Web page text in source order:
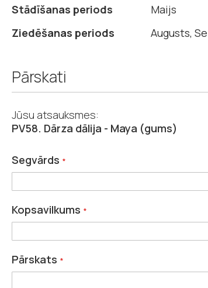
Stādīšanas periods
Maijs
Ziedēšanas periods
Augusts,
Pārskati
Jūsu atsauksmes:
PV58. Dārza dālija - Maya (gums)
Segvārds
Kopsavilkums
Pārskats